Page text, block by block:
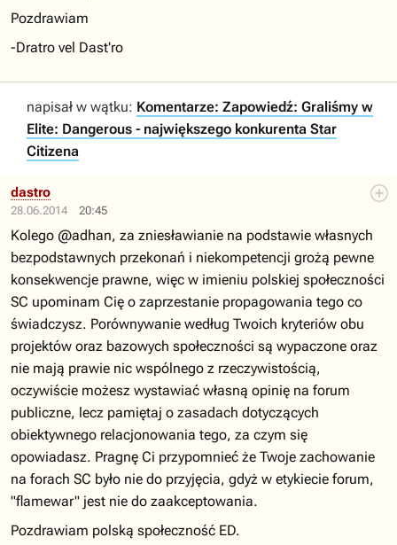
Pozdrawiam
-Dratro vel Dast'ro
napisał w wątku: Komentarze: Zapowiedź: Graliśmy w
Elite: Dangerous - największego konkurenta Star
Citizena
28.06.2014 20:45
dastro
Kolego @adhan, za zniesławianie na podstawie własnych
bezpodstawnych przekonań i niekompetencji grożą pewne
konsekwencje prawne, więc w imieniu polskiej społeczności
SC upominam Cię o zaprzestanie propagowania tego co
świadczysz. Porównywanie według Twoich kryteriów obu
projektów oraz bazowych społeczności są wypaczone oraz
nie mają prawie nic wspólnego z rzeczywistością,
oczywiście możesz wystawiać własną opinię na forum
publiczne, lecz pamiętaj o zasadach dotyczących
obiektywnego relacjonowania tego, za czym się
opowiadasz. Pragnę Ci przypomnieć że Twoje zachowanie
na forach SC było nie do przyjęcia, gdyż w etykiecie forum,
"flamewar" jest nie do zaakceptowania.
Pozdrawiam polską społeczność ED.